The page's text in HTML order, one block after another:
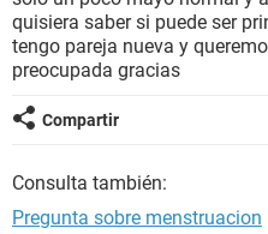
GLOSARIO
quisiera saber si puede ser
tengo pareja nueva y
preocupada gracias
Compartir
Consulta también:
Pregunta sobre menstruacion